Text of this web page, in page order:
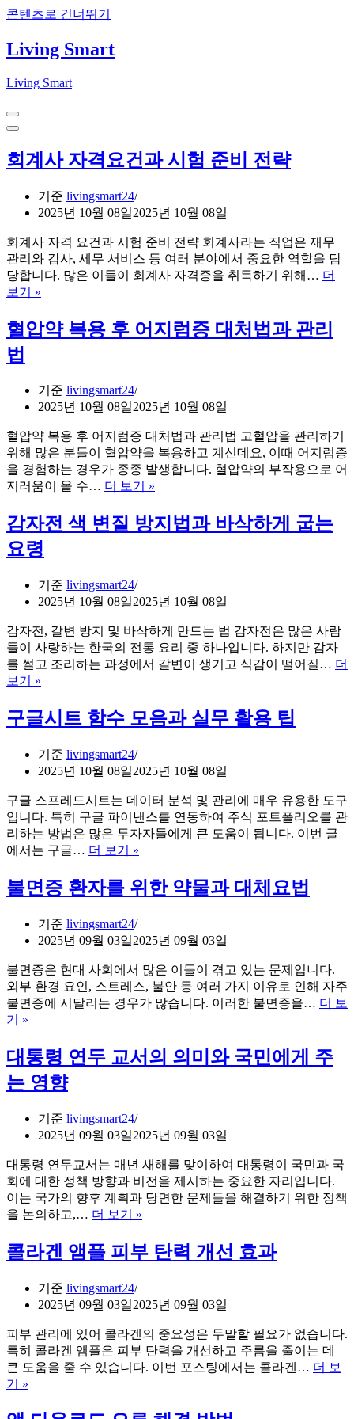
콘텐츠로 건너뛰기
Living Smart
Living Smart
내
비
이
내
게
회계사 자격요건과 시험 준비 전략
기준 livingsmart24
2025년 10월 08일2025년 10월 08일
회계사 자격 요건과 시험 준비 전략 회계사라는 직업은 재무
관리와 감사, 세무 서비스 등 여러 분야에서 중요한 역할을 담
당합니다. 많은 이들이 회계사 자격증을 취득하기 위해… 더
보기 »
사
자
건
과
험
준
비
전
혈압약 복용 후 어지럼증 대처법과 관리
법
기준 livingsmart24
2025년 10월 08일2025년 10월 08일
혈압약 복용 후 어지럼증 대처법과 관리법 고혈압을 관리하기
위해 많은 분들이 혈압약을 복용하고 계신데요, 이때 어지럼증
을 경험하는 경우가 종종 발생합니다. 혈압약의 부작용으로 어
지러움이 올 수… 더 보기 »
약
복
지
증
대
처
관
감자전 색 변질 방지법과 바삭하게 굽는
요령
기준 livingsmart24
2025년 10월 08일2025년 10월 08일
감자전, 갈변 방지 및 바삭하게 만드는 법 감자전은 많은 사람
들이 사랑하는 한국의 전통 요리 중 하나입니다. 하지만 감자
를 썰고 조리하는 과정에서 갈변이 생기고 식감이 떨어질… 더
보기 »
전
색
변
질
방
지
법
과
바
하
게
는
요
령
구글시트 함수 모음과 실무 활용 팁
기준 livingsmart24
2025년 10월 08일2025년 10월 08일
구글 스프레드시트는 데이터 분석 및 관리에 매우 유용한 도구
입니다. 특히 구글 파이낸스를 연동하여 주식 포트폴리오를 관
리하는 방법은 많은 투자자들에게 큰 도움이 됩니다. 이번 글
에서는 구글… 더 보기 »
시
트
모
음
과
실
용
팁
불면증 환자를 위한 약물과 대체요법
기준 livingsmart24
2025년 09월 03일2025년 09월 03일
불면증은 현대 사회에서 많은 이들이 겪고 있는 문제입니다.
외부 환경 요인, 스트레스, 불안 등 여러 가지 이유로 인해 자주
불면증에 시달리는 경우가 많습니다. 이러한 불면증을… 더 보
기 »
증
환
자
위
한
물
과
대
체
법
대통령 연두 교서의 의미와 국민에게 주
는 영향
기준 livingsmart24
2025년 09월 03일2025년 09월 03일
대통령 연두교서는 매년 새해를 맞이하여 대통령이 국민과 국
회에 대한 정책 방향과 비전을 제시하는 중요한 자리입니다.
이는 국가의 향후 계획과 당면한 문제들을 해결하기 위한 정책
을 논의하고,… 더 보기 »
령
연
서
의
의
미
민
콜라겐 앰플 피부 탄력 개선 효과
기준 livingsmart24
2025년 09월 03일2025년 09월 03일
피부 관리에 있어 콜라겐의 중요성은 두말할 필요가 없습니다.
특히 콜라겐 앰플은 피부 탄력을 개선하고 주름을 줄이는 데
큰 도움을 줄 수 있습니다. 이번 포스팅에서는 콜라겐… 더 보
기 »
겐